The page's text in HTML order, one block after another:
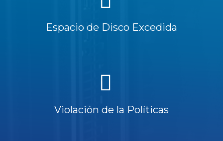
Espacio de Disco Excedida
Violación de la Políticas